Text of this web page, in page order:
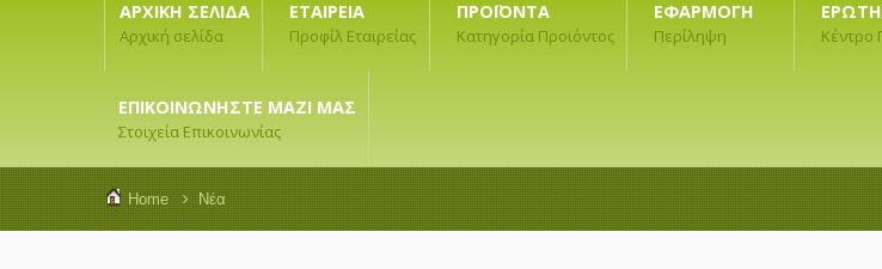
ΑΡΧΙΚΉ ΣΕΛΊΔΑ
Αρχική σελίδα
ΕΤΑΙΡΕΊΑ
Προφίλ Εταιρείας
ΠΡΟΪΌΝΤΑ
Κατηγορία Προϊόντος
ΕΦΑΡΜΟΓΉ
Περίληψη Κέντρο
ΕΠΙΚΟΙΝΩΝΉΣΤΕ ΜΑΖΊ ΜΑΣ
Στοιχεία Επικοινωνίας
Home Νέα